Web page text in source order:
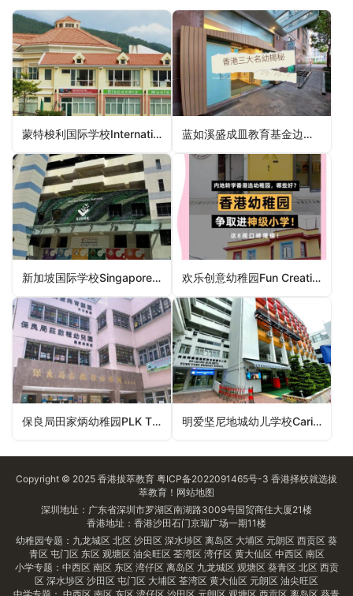
蒙特梭利国际学校International Montessori School – An IMEF School (Stanley Campus)（南区幼稚园） 蓝如溪盛成皿教育基金边陈之娟幼稚园Alice Lan & Vera Shen Education Fund Delia Pei Kindergarten（沙田区幼稚园）
新加坡国际学校Singapore International School (Hong Kong)（南区幼稚园） 欢乐创意幼稚园Fun Creative Kindergarten（西贡区幼稚园）
保良局田家炳幼稚园PLK Tin Ka Ping Kindergarten（葵青区幼稚园） 明爱坚尼地城幼儿学校Caritas Nursery School – Kennedy Town（中西区幼稚园）
Copyright © 2025 香港拔萃教育 粤ICP备2022091465号-3 香港择校就选拔
萃教育！ 网站地图
深圳地址：广东省深圳市罗湖区南湖路3009号国贸商住大厦21楼
香港地址：香港沙田石门京瑞广场一期11楼
幼稚园专题： 九龙城区 北区 沙田区 深水埗区 离岛区 大埔区 元朗区 西贡区 葵
青区 屯门区 东区 观塘区 油尖旺区 荃湾区 湾仔区 黄大仙区 中西区 南区
小学专题： 中西区 南区 东区 湾仔区 离岛区 九龙城区 观塘区 葵青区 北区 西贡
区 深水埗区 沙田区 屯门区 大埔区 荃湾区 黄大仙区 元朗区 油尖旺区